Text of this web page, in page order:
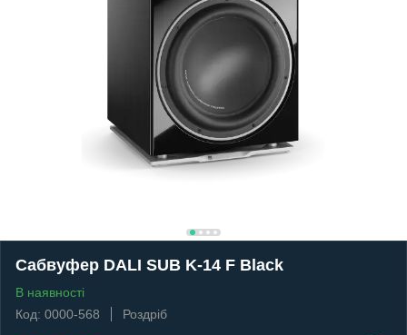
Сабвуфер DALI SUB K-14 F Black
В наявності
Код: 0000-568
Роздріб